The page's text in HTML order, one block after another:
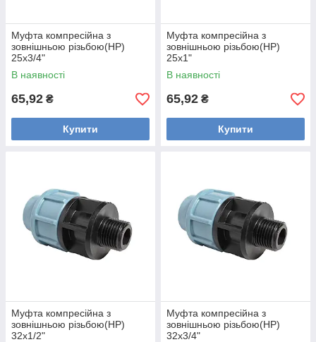
Муфта компресійна з
зовнішньою різьбою(НР)
25х3/4"
В наявності
65,92 ₴
Купити
Муфта компресійна з
зовнішньою різьбою(НР)
25х1"
В наявності
65,92 ₴
Купити
Муфта компресійна з
зовнішньою різьбою(НР)
32х1/2"
Муфта компресійна з
зовнішньою різьбою(НР)
32х3/4"